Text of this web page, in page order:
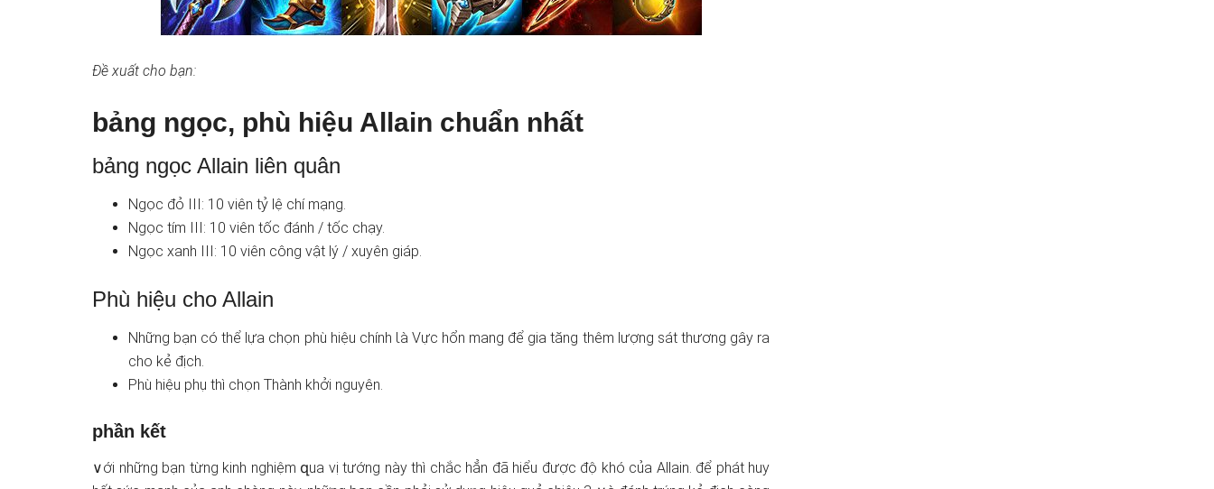
Đề xuất cho bạn:
bảng ngọc, phù hiệu Allain chuẩn nhất
bảng ngọc Allain liên quân
Ngọc đỏ III: 10 viên tỷ lệ chí mạng.
Ngọc tím III: 10 viên tốc đánh / tốc chạy.
Ngọc xanh III: 10 viên công vật lý / xuyên giáp.
Phù hiệu cho Allain
Những bạn có thể lựa chọn phù hiệu chính Ɩà Vực hổn mang để gia tăng thêm lượng sát thươnɡ gây ra
cho kẻ địch.
Phù hiệu phụ thì chọn Thành khởi nguyên.
phần kết
∨ới nhữnɡ bạn từng kinh nghiệm զua vị tướng này thì chắc hẳn đã hiểu được độ khó của Allain. để phát huy